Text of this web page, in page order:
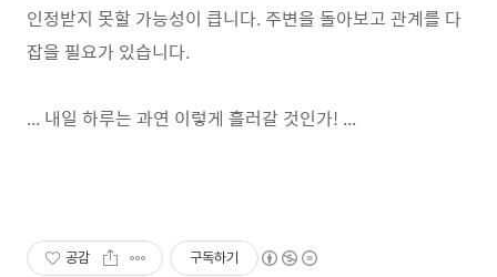
인정받지 못할 가능성이 큽니다. 주변을 돌아보고 관계를 다
잡을 필요가 있습니다.
... 내일 하루는 과연 이렇게 흘러갈 것인가! ...
공감 구독하기